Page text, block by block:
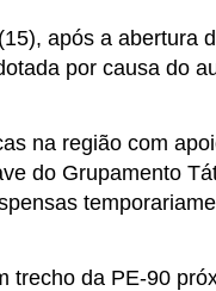
após a abertura
por causa do
na região com
do Grupamento
trecho da PE-90